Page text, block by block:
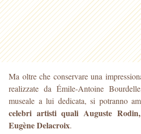
Ma oltre che conservare una
realizzate da Émile-Antoine
museale a lui dedicata, si potranno
celebri artisti quali Auguste
Eugène Delacroix.